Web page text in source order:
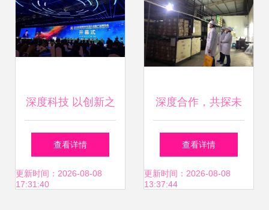
深度科技 以创新之
力护航信息安全
——2018年保密技
查看详情
更新时间：2026-08-08
17:31:40
深度合作，共探未
来 趣买货产品中心
考察组赴泡脚大师
查看详情
更新时间：2026-08-08
13:37:44